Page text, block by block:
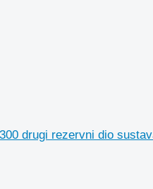
drugi rezervni dio